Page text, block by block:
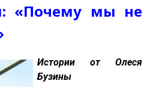
«Почему мы не
Истории от Олеся
Бузины